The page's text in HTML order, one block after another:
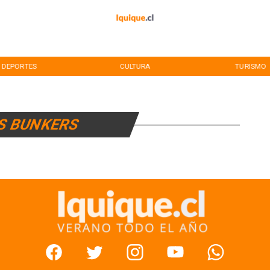
DEPORTES CULTURA TURISMO
BUNKERS